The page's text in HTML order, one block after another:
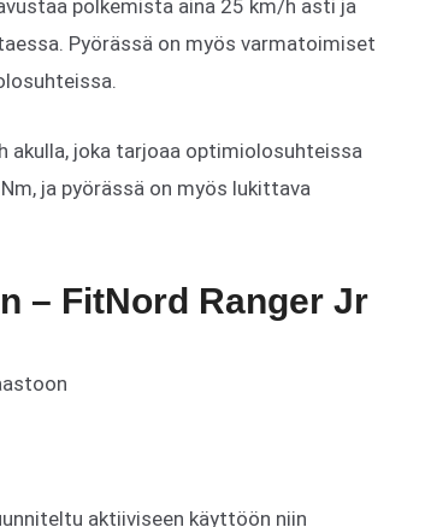
polkemista aina 25 km/h asti ja
Pyörässä on myös varmatoimiset
akulla, joka tarjoaa optimiolosuhteissa
ja pyörässä on myös lukittava
– FitNord Ranger Jr
aktiiviseen käyttöön niin